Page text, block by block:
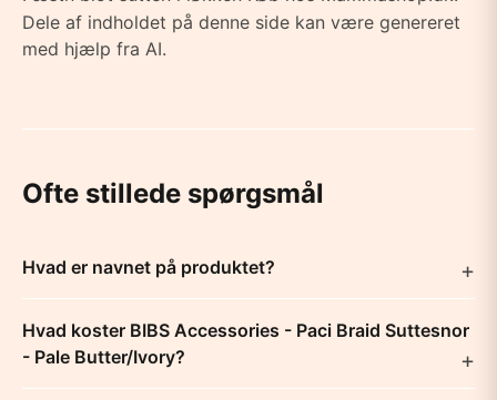
Dele af indholdet på denne side kan være genereret
med hjælp fra AI.
Ofte stillede spørgsmål
Hvad er navnet på produktet?
Hvad koster BIBS Accessories - Paci Braid Suttesnor
- Pale Butter/Ivory?